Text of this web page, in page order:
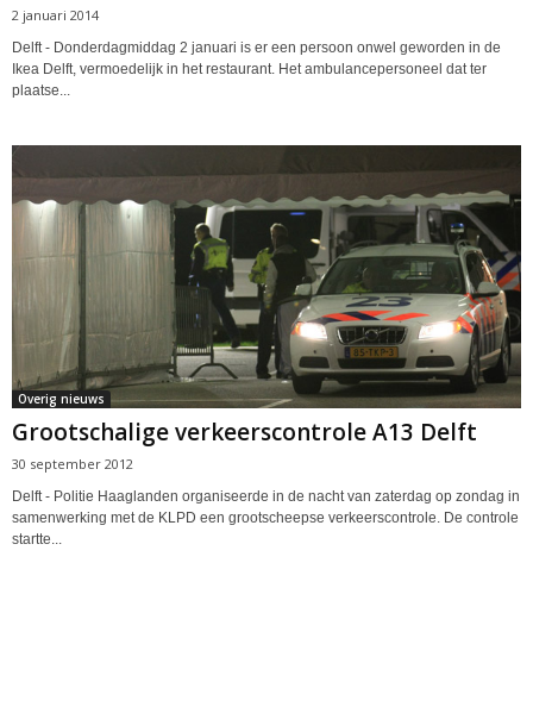
2 januari 2014
Delft - Donderdagmiddag 2 januari is er een persoon onwel geworden in de
Ikea Delft, vermoedelijk in het restaurant. Het ambulancepersoneel dat ter
plaatse...
Overig nieuws
Grootschalige verkeerscontrole A13 Delft
30 september 2012
Delft - Politie Haaglanden organiseerde in de nacht van zaterdag op zondag in
samenwerking met de KLPD een grootscheepse verkeerscontrole. De controle
startte...